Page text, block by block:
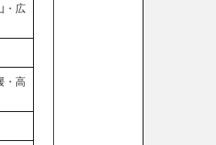
・広
・高